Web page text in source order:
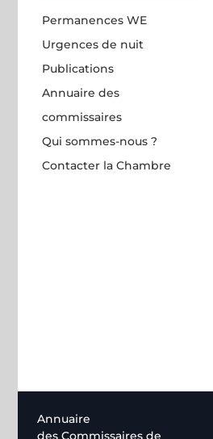
Permanences WE
Urgences de nuit
Publications
Annuaire des
commissaires
Qui sommes-nous ?
Contacter la Chambre
Annuaire
des Commissaires de